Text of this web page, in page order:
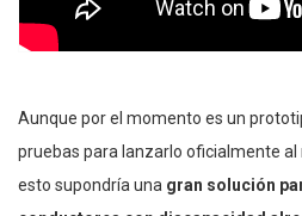
Aunque por el momento es un
pruebas para lanzarlo oficialmente
esto supondría una gran solución